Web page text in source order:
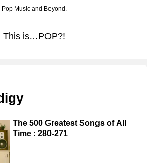
Pop Music and Beyond.
This is…POP?!
The 500 Greatest Songs of All
Time : 280-271